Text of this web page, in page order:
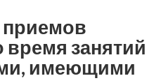
приемов
занятий
имеющими